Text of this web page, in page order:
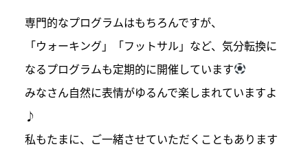
専門的なプログラムはもちろんですが、
「ウォーキング」「フットサル」など、気分転換に
なるプログラムも定期的に開催しています
みなさん自然に表情がゆるんで楽しまれていますよ
♪
私もたまに、ご一緒させていただくこともあります